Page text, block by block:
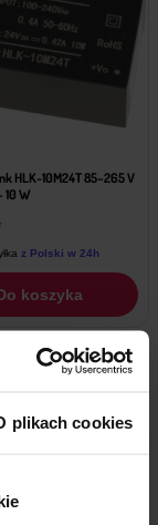
plikach cookies
HLK-10M24T 85–265 V
10 W
z Polski w 24h
koszyka